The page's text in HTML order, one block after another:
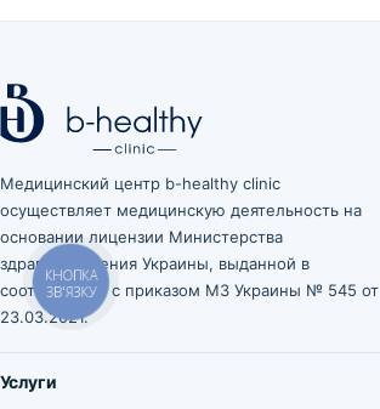
Медицинский центр b-healthy clinic
осуществляет медицинскую деятельность на
основании лицензии Министерства
здравоохранения Украины, выданной в
соответствии с приказом МЗ Украины № 545 от
23.03.2021.
Услуги
КНОПКА
ЗВ'ЯЗКУ